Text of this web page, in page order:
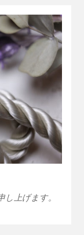
し上げます。